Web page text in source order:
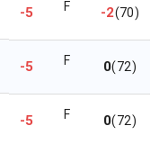
-5 F -2(70)
-5 F 0(72)
-5 F 0(72)